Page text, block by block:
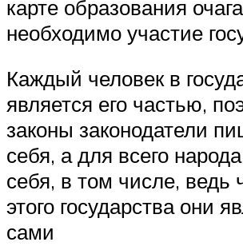
карте образования
необходимо участие
Каждый человек в
является его частью,
законы законодатели
себя, а для всего
себя, в том числе, ведь
этого государства они
сами